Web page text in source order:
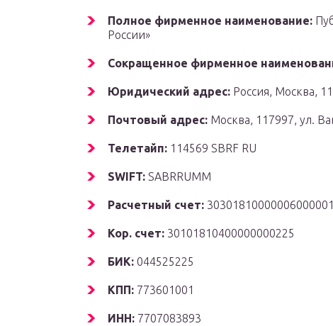
Полное фирменное наименование:
России»
Сокращенное фирменное
Юридический адрес: Россия, Москва,
Почтовый адрес: Москва, 117997, ул.
Телетайп: 114569 SBRF RU
SWIFT: SABRRUMM
Расчетный счет: 30301810000006000001
Кор. счет: 30101810400000000225
БИК: 044525225
КПП: 773601001
ИНН: 7707083893